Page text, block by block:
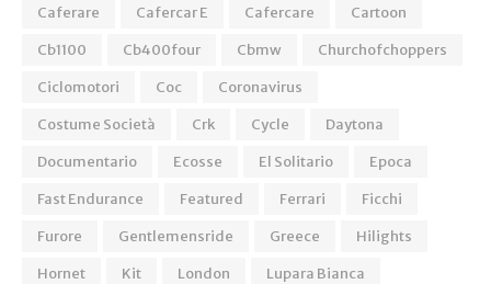
Caferare
Cafercar E Cafercare
Cartoon
Cb1100
Cb400four Cbmw
Churchofchoppers
Ciclomotori
Coc
Coronavirus
Costume Società
Crk Cycle
Daytona
Documentario
Ecosse El Solitario
Epoca
Fast Endurance
Featured Ferrari
Ficchi
Furore
Gentlemensride Greece
Hilights
Hornet
Kit London
Lupara Bianca